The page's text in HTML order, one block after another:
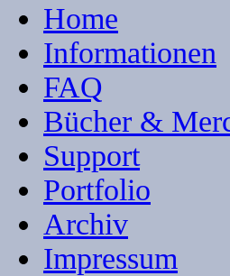
Home
Informationen
FAQ
Bücher &
Support
Portfolio
Archiv
Impressum